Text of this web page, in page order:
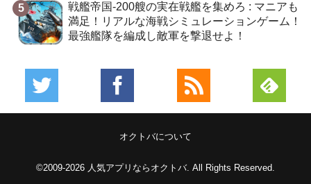
5
戦艦帝国-200艘の実在戦艦を集めろ : マニアも
満足！リアルな海戦シミュレーションゲーム！
最強艦隊を編成し敵軍を撃退せよ！
オクトバについて
©2009-2026 人気アプリならオクトバ. All Rights Reserved.